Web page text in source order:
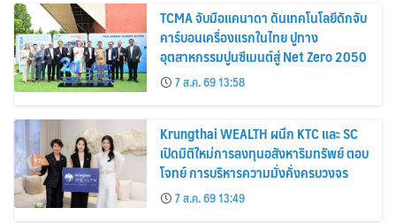
TCMA จับมือแคนาดา ดันเทคโนโลยีดักจับ
คาร์บอนเครื่องแรกในไทย ปูทาง
อุตสาหกรรมปูนซีเมนต์สู่ Net Zero 2050
7 ส.ค. 69 13:58
Krungthai WEALTH ผนึก KTC และ SC
เปิดมิติใหม่การลงทุนอสังหาริมทรัพย์ ตอบ
โจทย์ การบริหารความมั่งคั่งครบวงจร
7 ส.ค. 69 13:49